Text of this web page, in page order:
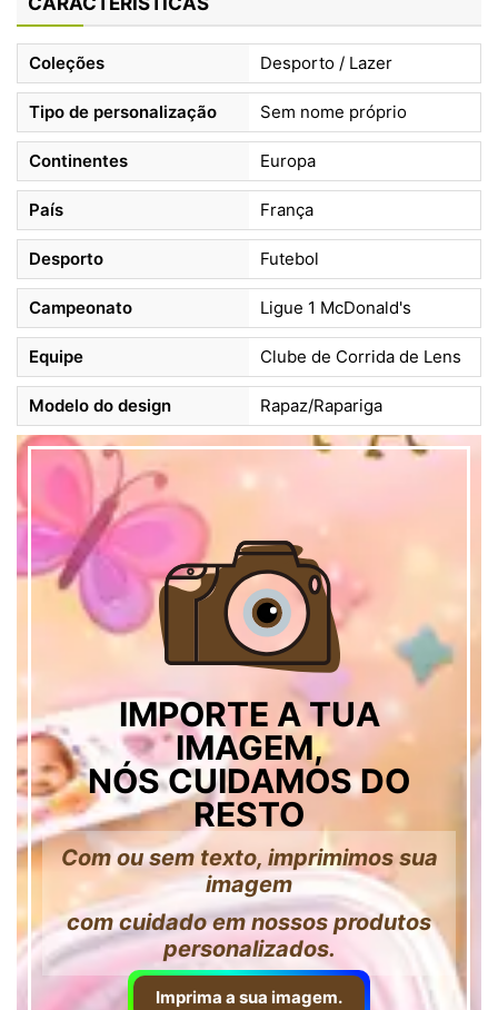
Coleções Desporto / Lazer
Tipo de personalização Sem nome próprio
Continentes Europa
País França
Desporto Futebol
Campeonato Ligue 1 McDonald's
Equipe Clube de Corrida de Lens
Modelo do design Rapaz/Rapariga
IMPORTE A TUA
IMAGEM,
NÓS CUIDAMOS DO
RESTO
Com ou sem texto, imprimimos sua
imagem
com cuidado em nossos produtos
personalizados.
Imprima a sua imagem.